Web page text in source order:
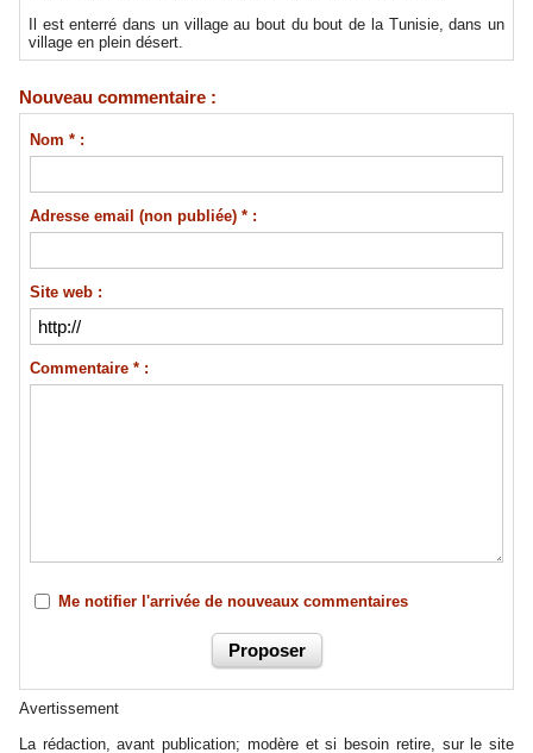
Il est enterré dans un village au bout du bout de la Tunisie, dans un
village en plein désert.
Nouveau commentaire :
Nom * :
Adresse email (non publiée) * :
Site web :
Commentaire * :
Me notifier l'arrivée de nouveaux commentaires
Avertissement
La rédaction, avant publication; modère et si besoin retire, sur le site